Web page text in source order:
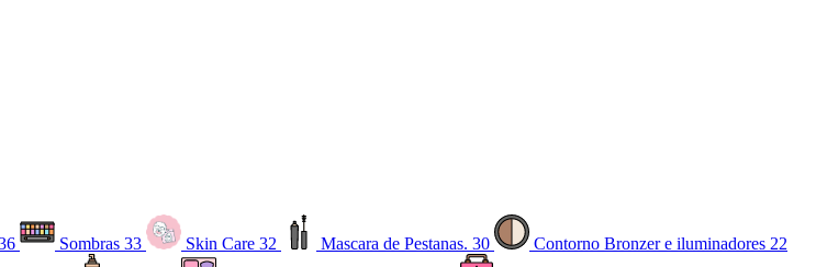
Sombras 33 Skin Care 32 Mascara de Pestanas. 30 Contorno Bronzer e iluminadores 22